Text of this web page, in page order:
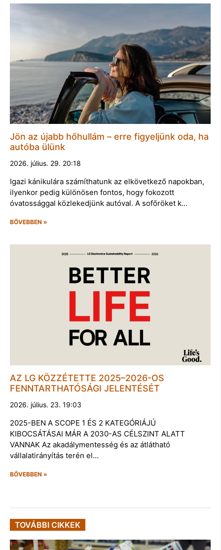
Jön az újabb hőhullám – erre figyeljünk oda, ha
autóba ülünk
2026. július. 29. 20:18
Igazi kánikulára számíthatunk az elkövetkező napokban,
ilyenkor pedig különösen fontos, hogy fokozott
óvatossággal közlekedjünk autóval. A sofőröket k…
BŐVEBBEN »
AZ LG KÖZZÉTETTE 2025–2026-OS
FENNTARTHATÓSÁGI JELENTÉSÉT
2026. július. 23. 19:03
2025-BEN A SCOPE 1 ÉS 2 KATEGÓRIÁJÚ
KIBOCSÁTÁSAI MÁR A 2030-AS CÉLSZINT ALATT
VANNAK Az akadálymentesség és az átlátható
vállalatirányítás terén el…
BŐVEBBEN »
TOVÁBBI CIKKEK